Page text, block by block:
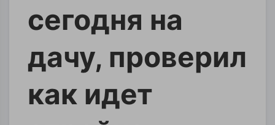
сегодня на
дачу, проверил
как идет